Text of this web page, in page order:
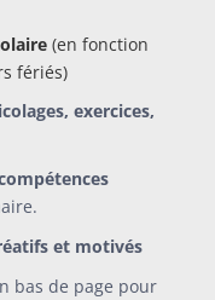
(en fonction
fériés)
exercices,
et motivés
bas de page pour